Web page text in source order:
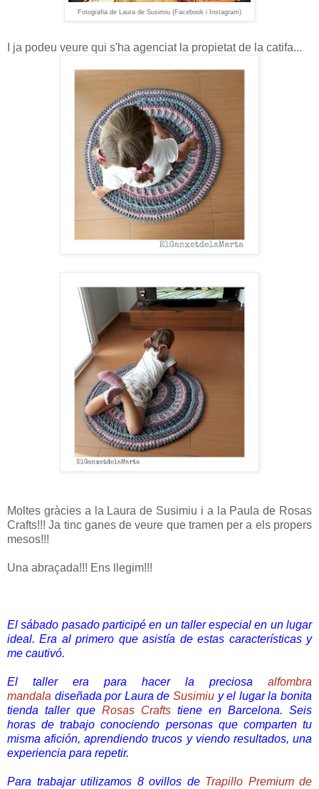
Fotografia de Laura de Susimiu (Facebook i Instagram)
I ja podeu veure qui s'ha agenciat la propietat de la catifa...
Moltes gràcies a la Laura de Susimiu i a la Paula de Rosas
Crafts!!! Ja tinc ganes de veure que tramen per a els propers
mesos!!!
Una abraçada!!! Ens llegim!!!
El sábado pasado participé en un taller especial en un lugar
ideal. Era al primero que asistía de estas características y
me cautivó.
El taller era para hacer la preciosa alfombra
mandala diseñada por Laura de Susimiu y el lugar la bonita
tienda taller que Rosas Crafts tiene en Barcelona. Seis
horas de trabajo conociendo personas que comparten tu
misma afición, aprendiendo trucos y viendo resultados, una
experiencia para repetir.
Para trabajar utilizamos 8 ovillos de Trapillo Premium de